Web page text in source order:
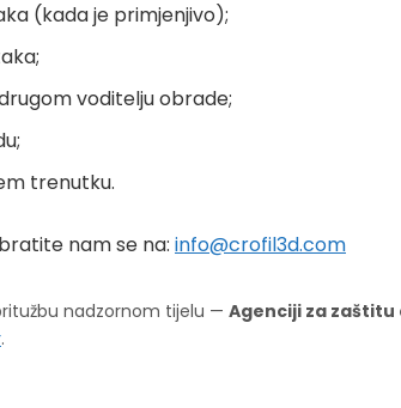
(kada je primjenjivo);
voditelju obrade;
trenutku.
nam se na: info@crofil3d.com
nadzornom tijelu — Agenciji za zaštitu
.